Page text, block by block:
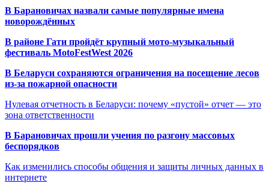
В Барановичах назвали самые популярные имена
новорождённых
В районе Гати пройдёт крупный мото-музыкальный
фестиваль MotoFestWest 2026
В Беларуси сохраняются ограничения на посещение лесов
из-за пожарной опасности
Нулевая отчетность в Беларуси: почему «пустой» отчет — это
зона ответственности
В Барановичах прошли учения по разгону массовых
беспорядков
Как изменились способы общения и защиты личных данных в
интернете